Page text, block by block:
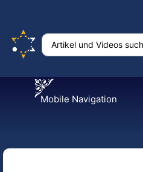
Mobile Navigation